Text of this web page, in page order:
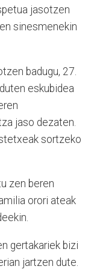
jasotzen
sinesmenekin
badugu, 27.
eskubidea
jaso dezaten.
sortzeko
zen beren
orori ateak
gertakariek bizi
jartzen dute.